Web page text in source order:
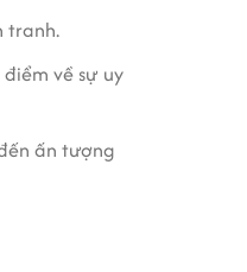
tranh.
về sự uy
ấn tượng